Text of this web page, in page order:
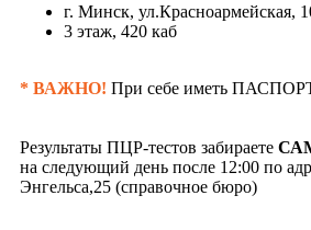
г. Минск, ул.Красноармейская,
3 этаж, 420 каб
* ВАЖНО! При себе иметь
Результаты ПЦР-тестов забираете
на следующий день после 12:00 по
Энгельса,25 (справочное бюро)